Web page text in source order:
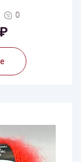
0